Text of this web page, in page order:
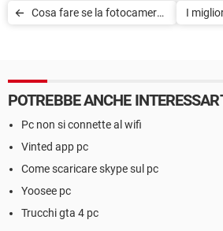
Cosa fare se la fotocamera
I
POTREBBE ANCHE
Pc non si connette al wifi
Vinted app pc
Come scaricare skype sul pc
Yoosee pc
Trucchi gta 4 pc